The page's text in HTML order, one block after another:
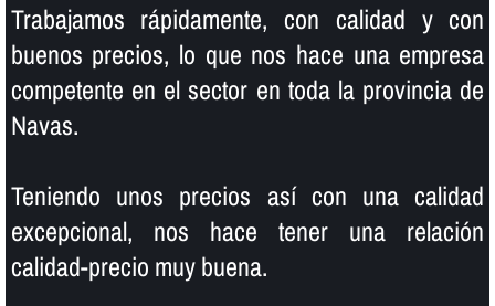
Trabajamos rápidamente, con calidad y con
buenos precios, lo que nos hace una empresa
competente en el sector en toda la provincia de
Navas.
Teniendo unos precios así­ con una calidad
excepcional, nos hace tener una relación
calidad-precio muy buena.